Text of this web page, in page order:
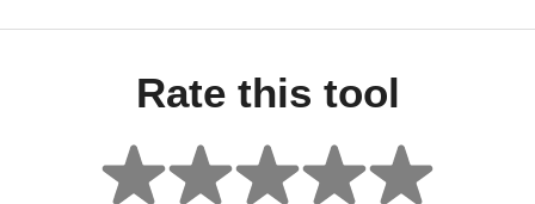
Rate this tool